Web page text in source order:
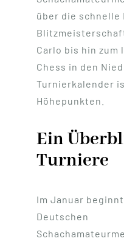
über die schnelle
Carlo bis hin zum
Chess in den
Turnierkalender
Höhepunkten.
Ein
Turniere
Im Januar
Deutschen